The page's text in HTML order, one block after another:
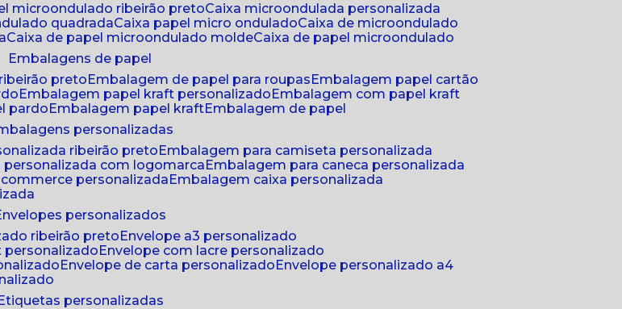
microondulado ribeirão preto
caixa microondulada personalizada
quadrada caixa papel micro ondulado
caixa de microondulado
caixa de papel microondulado molde
caixa de papel microondulado
embalagens de papel
preto embalagem de papel para roupas
embalagem papel cartão
embalagem papel kraft personalizado
embalagem com papel kraft
pardo embalagem papel kraft
embalagem de papel
personalizadas
ribeirão preto
embalagem para camiseta personalizada
personalizada com logomarca
embalagem para caneca personalizada
commerce personalizada
embalagem caixa personalizada
envelopes personalizados
ribeirão preto
envelope a3 personalizado
personalizado
envelope com lacre personalizado
envelope de carta personalizado
envelope personalizado a4
etiquetas personalizadas